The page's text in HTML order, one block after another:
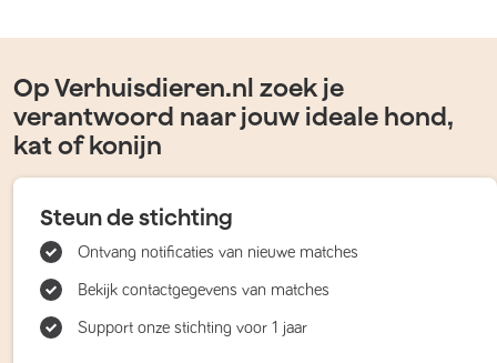
Op Verhuisdieren.nl zoek je
verantwoord naar jouw ideale hond,
kat of konijn
Steun de stichting
Ontvang notificaties van nieuwe matches
Bekijk contactgegevens van matches
Support onze stichting voor 1 jaar